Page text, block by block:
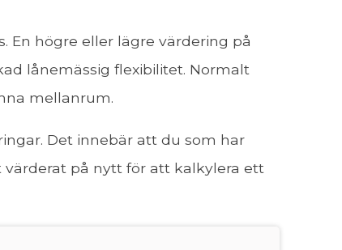
En högre eller lägre värdering på
lånemässig flexibilitet. Normalt
mellanrum.
Det innebär att du som har
på nytt för att kalkylera ett